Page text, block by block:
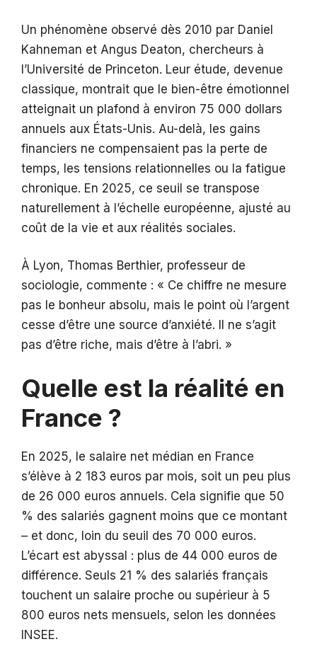
Un phénomène observé dès 2010 par Daniel
Kahneman et Angus Deaton, chercheurs à
l’Université de Princeton. Leur étude, devenue
classique, montrait que le bien-être émotionnel
atteignait un plafond à environ 75 000 dollars
annuels aux États-Unis. Au-delà, les gains
financiers ne compensaient pas la perte de
temps, les tensions relationnelles ou la fatigue
chronique. En 2025, ce seuil se transpose
naturellement à l’échelle européenne, ajusté au
coût de la vie et aux réalités sociales.
À Lyon, Thomas Berthier, professeur de
sociologie, commente : « Ce chiffre ne mesure
pas le bonheur absolu, mais le point où l’argent
cesse d’être une source d’anxiété. Il ne s’agit
pas d’être riche, mais d’être à l’abri. »
Quelle est la réalité en
France ?
En 2025, le salaire net médian en France
s’élève à 2 183 euros par mois, soit un peu plus
de 26 000 euros annuels. Cela signifie que 50
% des salariés gagnent moins que ce montant
– et donc, loin du seuil des 70 000 euros.
L’écart est abyssal : plus de 44 000 euros de
différence. Seuls 21 % des salariés français
touchent un salaire proche ou supérieur à 5
800 euros nets mensuels, selon les données
INSEE.